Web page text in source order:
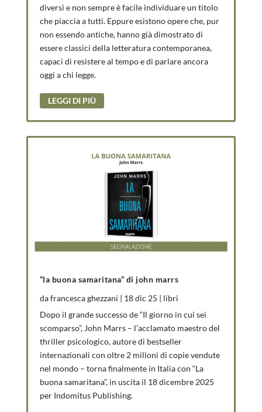
diversi e non sempre è facile individuare un titolo
che piaccia a tutti. Eppure esistono opere che, pur
non essendo antiche, hanno già dimostrato di
essere classici della letteratura contemporanea,
capaci di resistere al tempo e di parlare ancora
oggi a chi legge.
LEGGI DI PIÙ
“la buona samaritana” di john marrs
dafrancesca ghezzani | 18 dic 25 | libri
Dopo il grande successo de “Il giorno in cui sei
scomparso”, John Marrs – l’acclamato maestro del
thriller psicologico, autore di bestseller
internazionali con oltre 2 milioni di copie vendute
nel mondo – torna finalmente in Italia con “La
buona samaritana”, in uscita il 18 dicembre 2025
per Indomitus Publishing.